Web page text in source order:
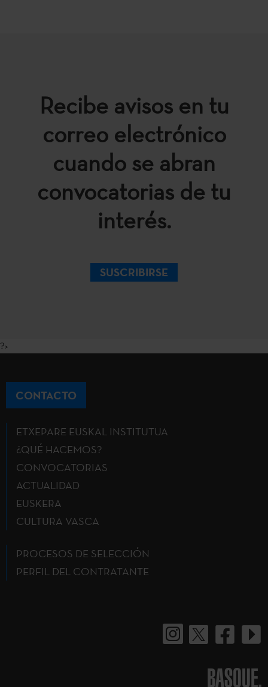
Recibe avisos en tu
correo electrónico
cuando se abran
convocatorias de tu
interés.
SUSCRIBIRSE
?>
CONTACTO
ETXEPARE EUSKAL INSTITUTUA
¿QUÉ HACEMOS?
CONVOCATORIAS
ACTUALIDAD
EUSKERA
CULTURA VASCA
PROCESOS DE SELECCIÓN
PERFIL DEL CONTRATANTE
BASQUE.